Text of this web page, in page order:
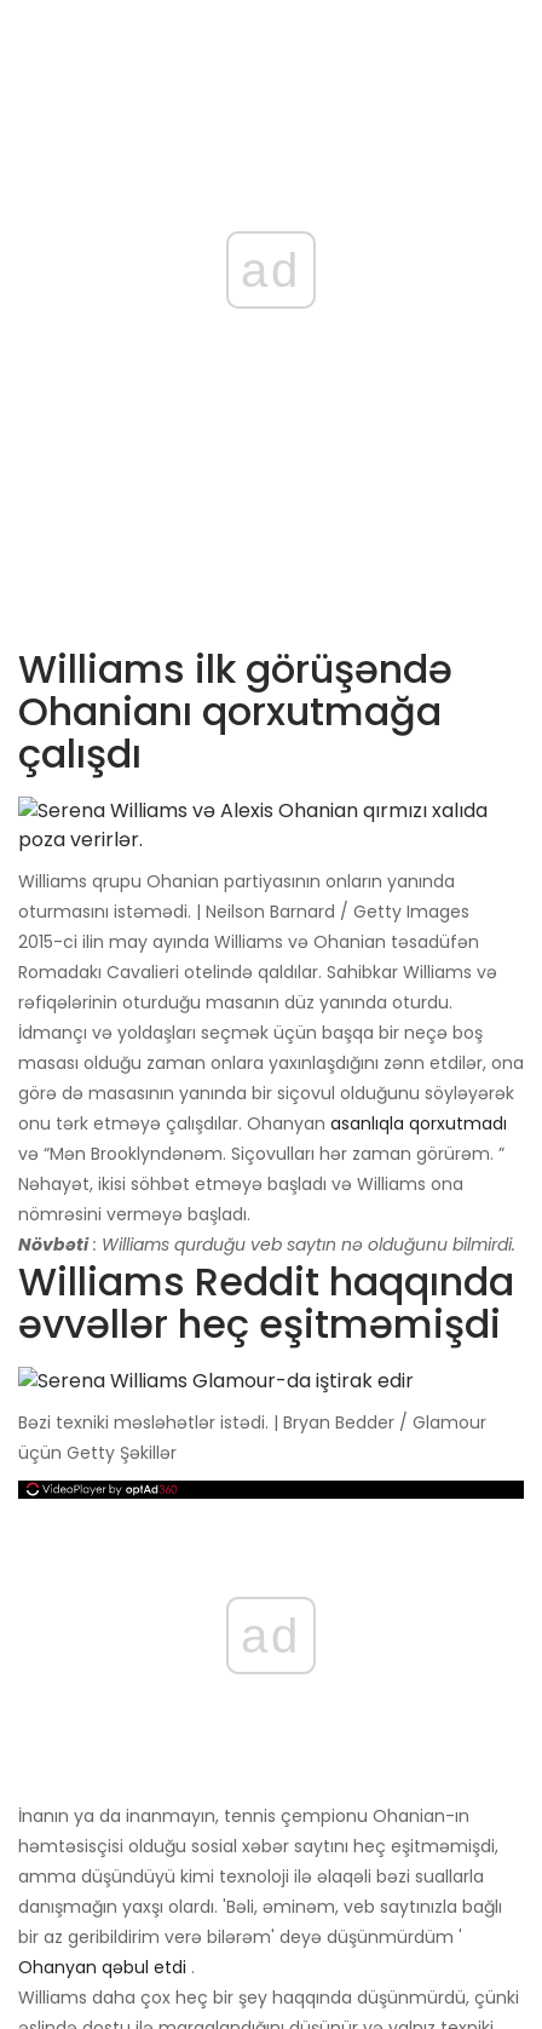
ad
Williams ilk görüşəndə ​​
Ohanianı qorxutmağa
çalışdı
Williams qrupu Ohanian partiyasının onların yanında
oturmasını istəmədi. | Neilson Barnard / Getty Images
2015-ci ilin may ayında Williams və Ohanian təsadüfən
Romadakı Cavalieri otelində qaldılar. Sahibkar Williams və
rəfiqələrinin oturduğu masanın düz yanında oturdu.
İdmançı və yoldaşları seçmək üçün başqa bir neçə boş
masası olduğu zaman onlara yaxınlaşdığını zənn etdilər, ona
görə də masasının yanında bir siçovul olduğunu söyləyərək
onu tərk etməyə çalışdılar. Ohanyan asanlıqla qorxutmadı
və “Mən Brooklyndənəm. Siçovulları hər zaman görürəm. ”
Nəhayət, ikisi söhbət etməyə başladı və Williams ona
nömrəsini verməyə başladı.
Növbəti : Williams qurduğu veb saytın nə olduğunu bilmirdi.
Williams Reddit haqqında
əvvəllər heç eşitməmişdi
Bəzi texniki məsləhətlər istədi. | Bryan Bedder / Glamour
üçün Getty Şəkillər
ad
İnanın ya da inanmayın, tennis çempionu Ohanian-ın
həmtəsisçisi olduğu sosial xəbər saytını heç eşitməmişdi,
amma düşündüyü kimi texnoloji ilə əlaqəli bəzi suallarla
danışmağın yaxşı olardı. 'Bəli, əminəm, veb saytınızla bağlı
bir az geribildirim verə bilərəm' deyə düşünmürdüm '
Ohanyan qəbul etdi .
Williams daha çox heç bir şey haqqında düşünmürdü, çünki